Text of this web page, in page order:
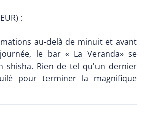
:
au-delà de minuit et avant
le bar « La Veranda» se
shisha. Rien de tel qu'un dernier
pour terminer la magnifique